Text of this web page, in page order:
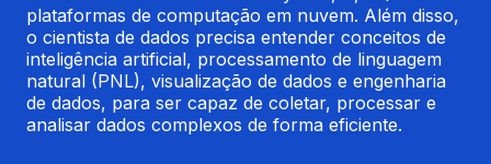
plataformas de computação em nuvem. Além disso,
o cientista de dados precisa entender conceitos de
inteligência artificial, processamento de linguagem
natural (PNL), visualização de dados e engenharia
de dados, para ser capaz de coletar, processar e
analisar dados complexos de forma eficiente.